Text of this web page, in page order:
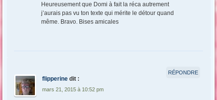
Heureusement que Domi à fait la réca autrement
j’aurais pas vu ton texte qui mérite le détour quand
même. Bravo. Bises amicales
flipperine dit :
mars 21, 2015 à 10:52 pm
RÉPONDRE